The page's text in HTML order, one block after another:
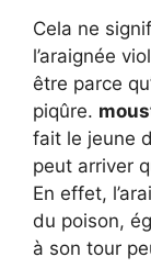
Cela ne
l’araignée
être parce
piqûre.
fait le jeune
peut arriver
En effet,
du poison,
à son tour